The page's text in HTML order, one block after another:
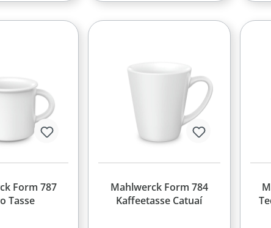
Form 787
Tasse
Mahlwerck Form 784
Kaffeetasse Catuaí